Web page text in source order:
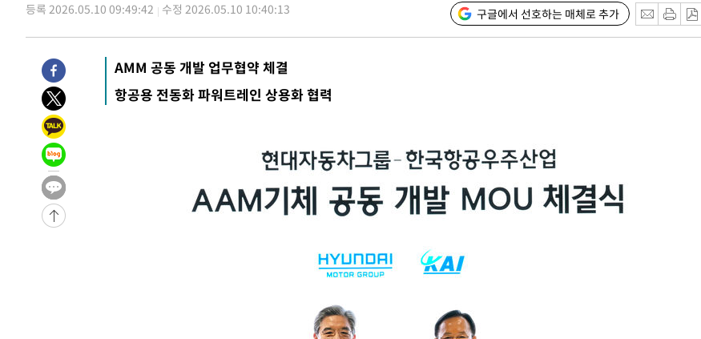
-4117초 전 >손흥민, 68분 뛰고 2경기 침묵…LAFC, 톨루카에 1-0 승리(종합)
-3389초 전 >'2경기 연속 침묵' 손흥민, 톨루카전 68분만 뛰고 슈팅 0개
-2141초 전 >
이강인, 오늘 서울서 AT마드리드 입단식…'전례 없는 특급대우'
3시간 전 >
'여긴 20도, 저긴 50도'…열화상 카메라로 본 폭염 저감시설 '온도차'
3시간 전 >
콜롬비아 신임 우파 대통령 취임 하루만에 차량폭탄 폭발 사건
-30471초 전 >
-29973초 전 >
[속보]'AT마드리드 7번' 이강인, 맨시티 상대로 비공식 데뷔전
-28037초 전 >
네타냐후, 트럼프의 가자 평화 2차 15개조 평화안 '거부'
-24633초 전 >
이강인 ATM 입단식에 '상암벌 들썩'…"세계적인 선수 되길"
-23629초 전 >
태풍 돌핀, 중 저장성 타이저우시 해안에 상륙 (1보)
[속보]與 강원·TK 당원투표 합산 김민석 48.54%로 승리…정청래
與 강원·TK 당원투표 합산 김민석 46.01%로 승리…정청래
[속보]與전대 권리당원투표…강원·경북 김민석, 대구 정청래 승리
[속보]與 당대표 경선, 경북 권리당원 투표 김민석 47.37%·정청래
등록 2026.05.10 09:49:42 수정 2026.05.10 10:40:13 구글에서 선호하는 매체로 추가
AMM 공동 개발 업무협약 체결
항공용 전동화 파워트레인 상용화 협력